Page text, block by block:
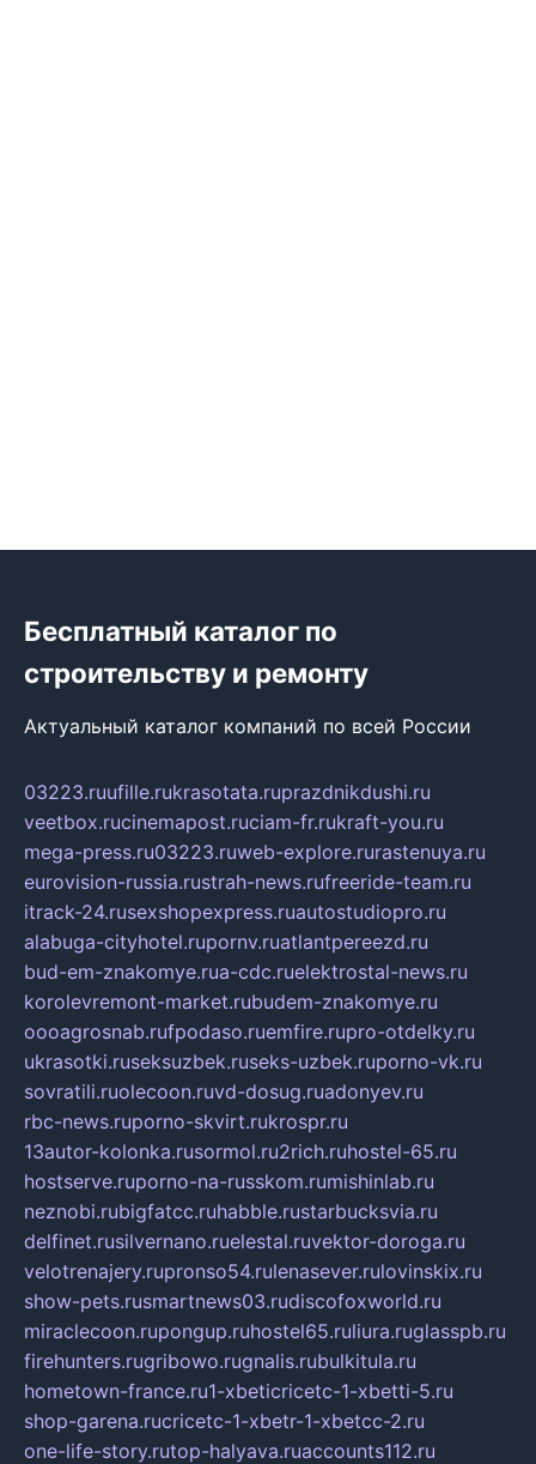
Бесплатный каталог по
строительству и ремонту
Актуальный каталог компаний по всей России
03223.ruufille.rukrasotata.ruprazdnikdushi.ru
veetbox.rucinemapost.ruciam-fr.rukraft-you.ru
mega-press.ru03223.ruweb-explore.rurastenuya.ru
eurovision-russia.rustrah-news.rufreeride-team.ru
itrack-24.rusexshopexpress.ruautostudiopro.ru
alabuga-cityhotel.rupornv.ruatlantpereezd.ru
bud-em-znakomye.rua-cdc.ruelektrostal-news.ru
korolevremont-market.rubudem-znakomye.ru
oooagrosnab.rufpodaso.ruemfire.rupro-otdelky.ru
ukrasotki.ruseksuzbek.ruseks-uzbek.ruporno-vk.ru
sovratili.ruolecoon.ruvd-dosug.ruadonyev.ru
rbc-news.ruporno-skvirt.rukrospr.ru
13autor-kolonka.rusormol.ru2rich.ruhostel-65.ru
hostserve.ruporno-na-russkom.rumishinlab.ru
neznobi.rubigfatcc.ruhabble.rustarbucksvia.ru
delfinet.rusilvernano.ruelestal.ruvektor-doroga.ru
velotrenajery.rupronso54.rulenasever.rulovinskix.ru
show-pets.rusmartnews03.rudiscofoxworld.ru
miraclecoon.rupongup.ruhostel65.ruliura.ruglasspb.ru
firehunters.rugribowo.rugnalis.rubulkitula.ru
hometown-france.ru1-xbeticricetc-1-xbetti-5.ru
shop-garena.rucricetc-1-xbetr-1-xbetcc-2.ru
one-life-story.rutop-halyava.ruaccounts112.ru